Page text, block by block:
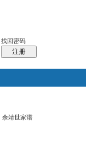
找回密码
注册
风采堂
余靖世家谱